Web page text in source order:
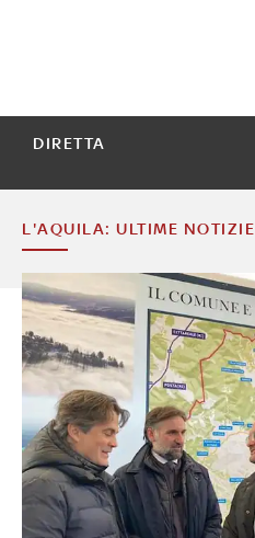
DIRETTA
L'AQUILA: ULTIME NOTIZIE